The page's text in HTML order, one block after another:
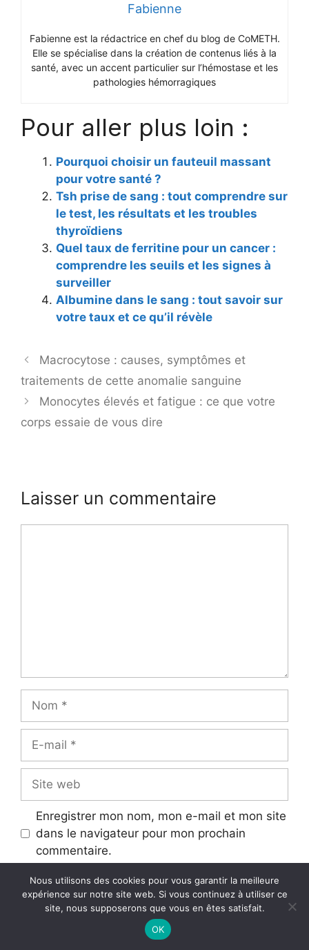
Fabienne
Fabienne est la rédactrice en chef du blog de CoMETH.
Elle se spécialise dans la création de contenus liés à la
santé, avec un accent particulier sur l’hémostase et les
pathologies hémorragiques
Pour aller plus loin :
Pourquoi choisir un fauteuil massant
pour votre santé ?
Tsh prise de sang : tout comprendre sur
le test, les résultats et les troubles
thyroïdiens
Quel taux de ferritine pour un cancer :
comprendre les seuils et les signes à
surveiller
Albumine dans le sang : tout savoir sur
votre taux et ce qu’il révèle
Macrocytose : causes, symptômes et
traitements de cette anomalie sanguine
Monocytes élevés et fatigue : ce que votre
corps essaie de vous dire
Laisser un commentaire
mail
web
Enregistrer mon nom, mon e-mail et mon site
dans le navigateur pour mon prochain
commentaire.
Nous utilisons des cookies pour vous garantir la meilleure
expérience sur notre site web. Si vous continuez à utiliser ce
site, nous supposerons que vous en êtes satisfait.
OK